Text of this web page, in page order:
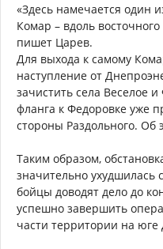
«Здесь намечается один
Комар – вдоль
пишет Царев.
Для выхода к самому
наступление от
зачистить села Веселое
фланга к Федоровке уже
стороны Раздольного. Об
Таким образом,
значительно
бойцы доводят дело до
успешно завершить
части территории на юге